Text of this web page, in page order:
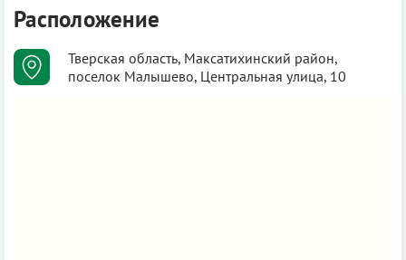
Расположение
Тверская область, Максатихинский район,
поселок Малышево, Центральная улица, 10